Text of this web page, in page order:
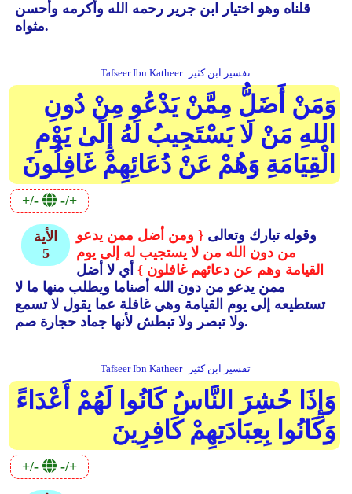
قلناه وهو اختيار ابن جرير رحمه الله وأكرمه وأحسن
مثواه.
Tafseer Ibn Katheer تفسير ابن كثير
وَمَنْ أَضَلُّ مِمَّنْ يَدْعُو مِنْ دُونِ
اللهِ مَنْ لَا يَسْتَجِيبُ لَهُ إِلَىٰ يَوْمِ
الْقِيَامَةِ وَهُمْ عَنْ دُعَائِهِمْ غَافِلُونَ
+/- -/+
الأية
5
وقوله تبارك وتعالى { ومن أضل ممن يدعو
من دون الله من لا يستجيب له إلى يوم
القيامة وهم عن دعائهم غافلون }أي لا أضل
ممن يدعو من دون الله أصناما ويطلب منها ما لا
تستطيعه إلى يوم القيامة وهي غافلة عما يقول لا تسمع
ولا تبصر ولا تبطش لأنها جماد حجارة صم.
Tafseer Ibn Katheer تفسير ابن كثير
وَإِذَا حُشِرَ النَّاسُ كَانُوا لَهُمْ أَعْدَاءً
وَكَانُوا بِعِبَادَتِهِمْ كَافِرِينَ
+/- -/+